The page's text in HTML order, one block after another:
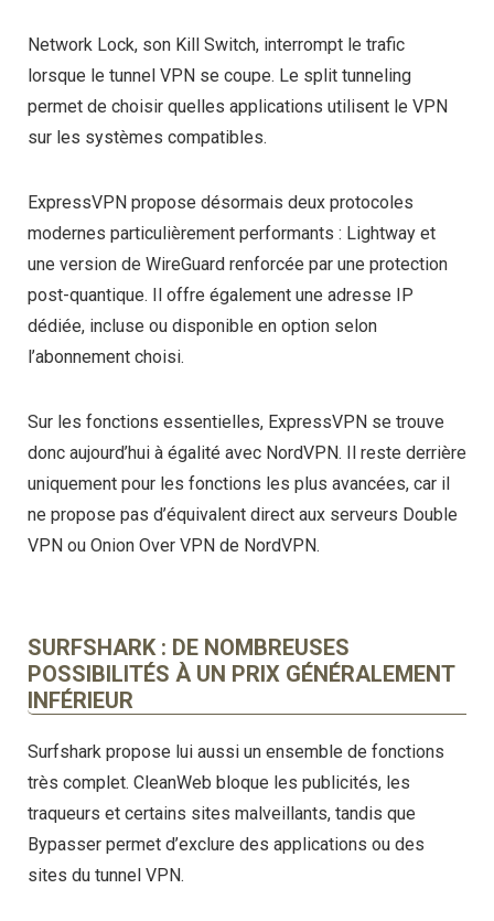
Network Lock, son Kill Switch, interrompt le trafic
lorsque le tunnel VPN se coupe. Le split tunneling
permet de choisir quelles applications utilisent le VPN
sur les systèmes compatibles.
ExpressVPN propose désormais deux protocoles
modernes particulièrement performants : Lightway et
une version de WireGuard renforcée par une protection
post-quantique. Il offre également une adresse IP
dédiée, incluse ou disponible en option selon
l’abonnement choisi.
Sur les fonctions essentielles, ExpressVPN se trouve
donc aujourd’hui à égalité avec NordVPN. Il reste derrière
uniquement pour les fonctions les plus avancées, car il
ne propose pas d’équivalent direct aux serveurs Double
VPN ou Onion Over VPN de NordVPN.
SURFSHARK : DE NOMBREUSES
POSSIBILITÉS À UN PRIX GÉNÉRALEMENT
INFÉRIEUR
Surfshark propose lui aussi un ensemble de fonctions
très complet. CleanWeb bloque les publicités, les
traqueurs et certains sites malveillants, tandis que
Bypasser permet d’exclure des applications ou des
sites du tunnel VPN.